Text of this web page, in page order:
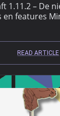
1.11.2 – De
en features
READ ARTICLE